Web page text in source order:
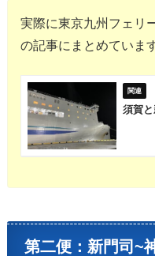
実際に東京九州フェリ
の記事にまとめています
須賀
第二便：新門司~